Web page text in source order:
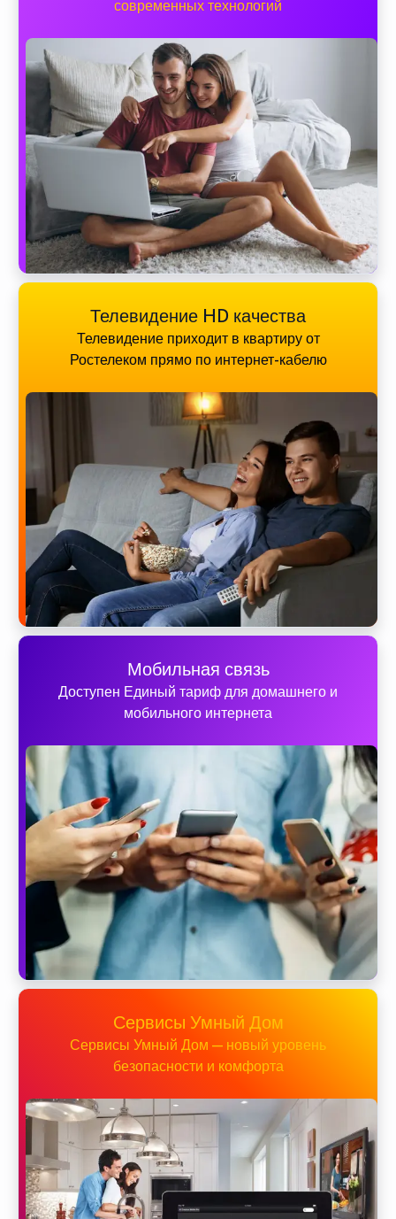
современных технологий
Телевидение HD качества
Телевидение приходит в квартиру от
Ростелеком прямо по интернет-кабелю
Мобильная связь
Доступен Единый тариф для домашнего и
мобильного интернета
Сервисы Умный Дом
Сервисы Умный Дом — новый уровень
безопасности и комфорта